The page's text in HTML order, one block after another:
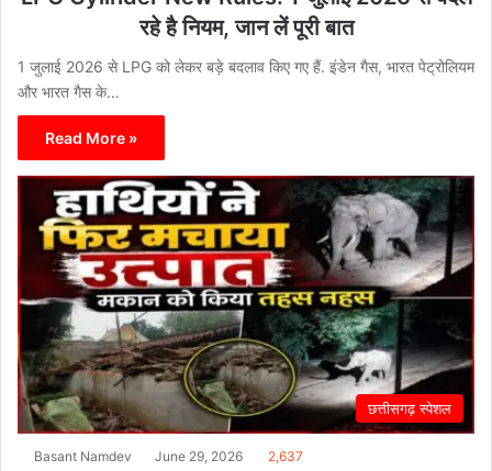
रहे है नियम, जान लें पूरी बात
1 जुलाई 2026 से LPG को लेकर बड़े बदलाव किए गए हैं. इंडेन गैस, भारत पेट्रोलियम
और भारत गैस के…
Read More »
छत्तीसगढ़ स्पेशल
Basant Namdev June 29, 2026 2,637